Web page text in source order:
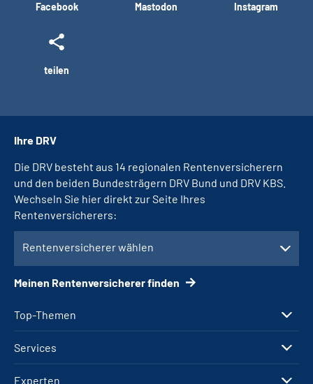
Facebook Mastodon Instagram
teilen
Top-Themen
Services
Experten
Ihre DRV
Die DRV besteht aus 14 regionalen Rentenversicherern
und den beiden Bundesträgern DRV Bund und DRV KBS.
Wechseln Sie hier direkt zur Seite Ihres
Rentenversicherers:
Rentenversicherer wählen
Meinen Rentenversicherer finden